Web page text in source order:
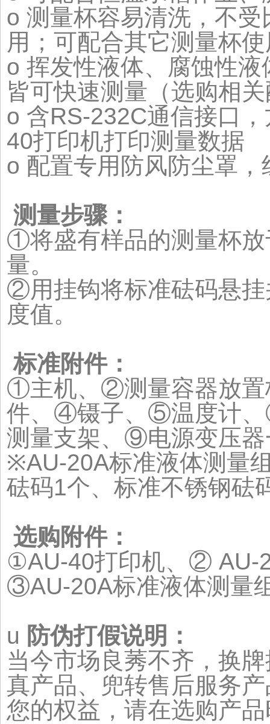
o 测量杯容易清洗，不
用；可配合其它测量杯
o 挥发性液体、腐蚀性
皆可快速测量（选购相
o 含RS-232C通信接口
40打印机打印测量数据
o 配置专用防风防尘罩
测量步骤：
①将盛有样品的测量杯
量。
②用挂钩将标准砝码悬
度值。
标准附件：
①主机、②测量容器放置
件、④镊子、⑤温度计
测量支架、⑨电源变压器
※AU-20A标准液体测量
砝码1个、标准不锈钢砝
选购附件：
①AU-40打印机、② AU-
③AU-20A标准液体测量
u 防伪打假说明 ：
当今市场良莠不齐，换
真产品、兜转售后服务
您的权益，请在选购产